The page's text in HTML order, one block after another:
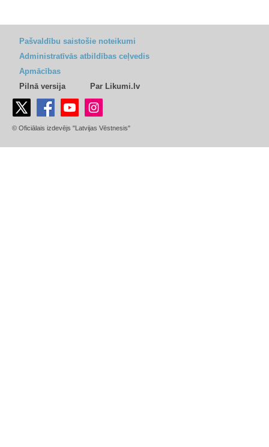
Pašvaldību saistošie noteikumi
Administratīvās atbildības ceļvedis
Apmācības
Pilnā versija
Par Likumi.lv
© Oficiālais izdevējs "Latvijas Vēstnesis"